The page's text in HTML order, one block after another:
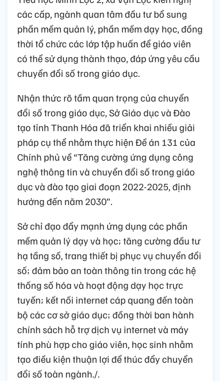
các cấp, ngành quan tâm đầu tư bổ sung
phần mềm quản lý, phần mềm dạy học, đồng
thời tổ chức các lớp tập huấn để giáo viên
có thể sử dụng thành thạo, đáp ứng yêu cầu
chuyển đổi số trong giáo dục.
Nhận thức rõ tầm quan trọng của chuyển
đổi số trong giáo dục, Sở Giáo dục và Đào
tạo tỉnh Thanh Hóa đã triển khai nhiều giải
pháp cụ thể nhằm thực hiện Đề án 131 của
Chính phủ về “Tăng cường ứng dụng công
nghệ thông tin và chuyển đổi số trong giáo
dục và đào tạo giai đoạn 2022-2025, định
hướng đến năm 2030”.
Sở chỉ đạo đẩy mạnh ứng dụng các phần
mềm quản lý dạy và học; tăng cường đầu tư
hạ tầng số, trang thiết bị phục vụ chuyển đổi
số; đảm bảo an toàn thông tin trong các hệ
thống số hóa và hoạt động dạy học trực
tuyến; kết nối internet cáp quang đến toàn
bộ các cơ sở giáo dục; đồng thời ban hành
chính sách hỗ trợ dịch vụ internet và máy
tính phù hợp cho giáo viên, học sinh nhằm
tạo điều kiện thuận lợi để thúc đẩy chuyển
đổi số toàn ngành./.